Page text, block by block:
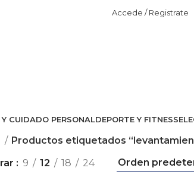
Accede / Registrate
CUIDADO PERSONALDEPORTE Y FITNESS
Productos etiquetados
9 12 18 24